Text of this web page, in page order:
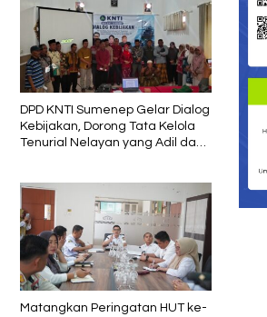
DPD KNTI Sumenep Gelar Dialog
Kebijakan, Dorong Tata Kelola
Tenurial Nelayan yang Adil dan
Matangkan Peringatan HUT ke-